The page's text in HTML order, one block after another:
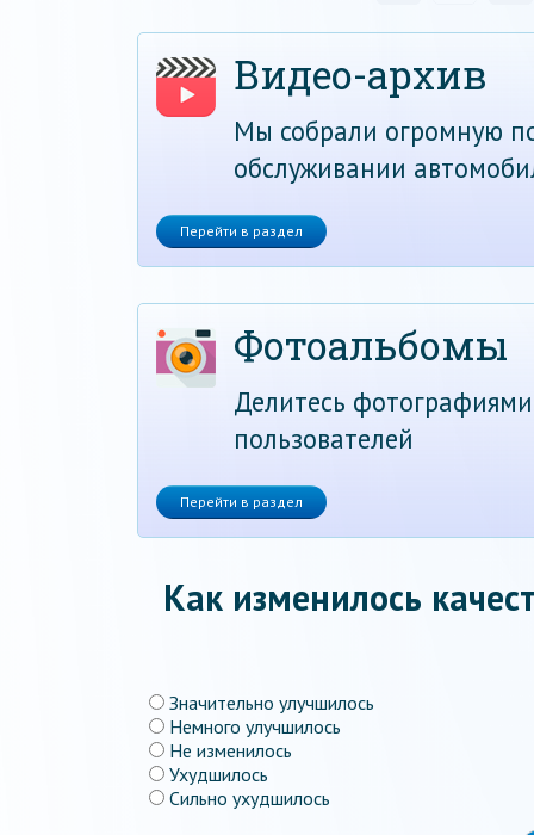
Видео-архив
Мы собрали огромную
обслуживании
Перейти в раздел
Фотоальбомы
Делитесь
пользователей
Перейти в раздел
Как изменилось
Значительно улучшилось
Немного улучшилось
Не изменилось
Ухудшилось
Сильно ухудшилось